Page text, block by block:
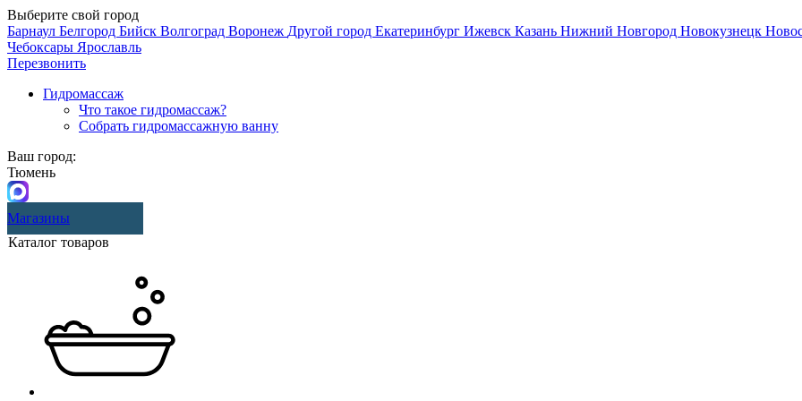
Выберите свой город
Барнаул Белгород Бийск Волгоград Воронеж Другой город Екатеринбург Ижевск Казань Нижний Новгород Новокузнецк
Чебоксары Ярославль
Перезвонить
Гидромассаж
Что такое гидромассаж?
Собрать гидромассажную ванну
Ваш город:
Тюмень
Магазины
Каталог товаров